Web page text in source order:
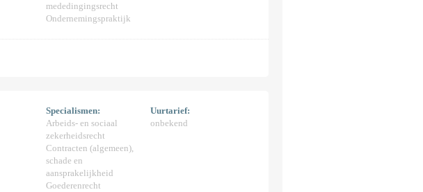
mededingingsrecht
Ondernemingspraktijk
Specialismen:
Arbeids- en sociaal
zekerheidsrecht
Contracten (algemeen),
schade en
aansprakelijkheid
Goederenrecht
Uurtarief:
onbekend